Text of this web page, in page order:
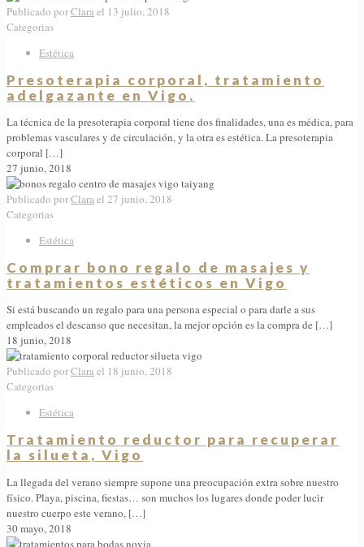
Publicado porClarael 13 julio, 2018
Categorias
Estética
Presoterapia corporal, tratamiento
adelgazante en Vigo.
La técnica de la presoterapia corporal tiene dos finalidades, una es médica, para
problemas vasculares y de circulación, y la otra es estética. La presoterapia
corporal […]
27 junio, 2018
Publicado porClarael 27 junio, 2018
Categorias
Estética
Comprar bono regalo de masajes y
tratamientos estéticos en Vigo
Si está buscando un regalo para una persona especial o para darle a sus
empleados el descanso que necesitan, la mejor opción es la compra de […]
18 junio, 2018
Publicado porClarael 18 junio, 2018
Categorias
Estética
Tratamiento reductor para recuperar
la silueta, Vigo
La llegada del verano siempre supone una preocupación extra sobre nuestro
físico. Playa, piscina, fiestas… son muchos los lugares donde poder lucir
nuestro cuerpo este verano, […]
30 mayo, 2018